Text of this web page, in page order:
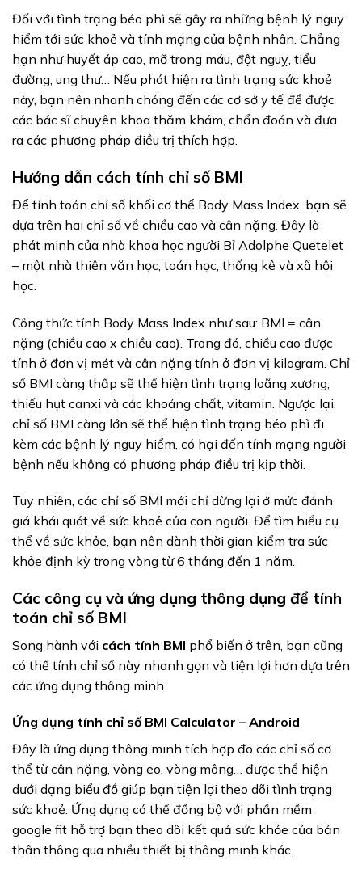
Đối với tình trạng béo phì sẽ gây ra những bệnh lý nguy
hiểm tới sức khoẻ và tính mạng của bệnh nhân. Chẳng
hạn như huyết áp cao, mỡ trong máu, đột nguỵ, tiểu
đường, ung thư… Nếu phát hiện ra tình trạng sức khoẻ
này, bạn nên nhanh chóng đến các cơ sở y tế để được
các bác sĩ chuyên khoa thăm khám, chẩn đoán và đưa
ra các phương pháp điều trị thích hợp.
Hướng dẫn cách tính chỉ số BMI
Để tính toán chỉ số khối cơ thể Body Mass Index, bạn sẽ
dựa trên hai chỉ số về chiều cao và cân nặng. Đây là
phát minh của nhà khoa học người Bỉ Adolphe Quetelet
– một nhà thiên văn học, toán học, thống kê và xã hội
học.
Công thức tính Body Mass Index như sau: BMI = cân
nặng (chiều cao x chiều cao). Trong đó, chiều cao được
tính ở đơn vị mét và cân nặng tính ở đơn vị kilogram. Chỉ
số BMI càng thấp sẽ thể hiện tình trạng loãng xương,
thiếu hụt canxi và các khoáng chất, vitamin. Ngược lại,
chỉ số BMI càng lớn sẽ thể hiện tình trạng béo phì đi
kèm các bệnh lý nguy hiểm, có hại đến tính mạng người
bệnh nếu không có phương pháp điều trị kịp thời.
Tuy nhiên, các chỉ số BMI mới chỉ dừng lại ở mức đánh
giá khái quát về sức khoẻ của con người. Để tìm hiểu cụ
thể về sức khỏe, bạn nên dành thời gian kiểm tra sức
khỏe định kỳ trong vòng từ 6 tháng đến 1 năm.
Các công cụ và ứng dụng thông dụng để tính
toán chỉ số BMI
Song hành với cách tính BMI phổ biến ở trên, bạn cũng
có thể tính chỉ số này nhanh gọn và tiện lợi hơn dựa trên
các ứng dụng thông minh.
Ứng dụng tính chỉ số BMI Calculator – Android
Đây là ứng dụng thông minh tích hợp đo các chỉ số cơ
thể từ cân nặng, vòng eo, vòng mông… được thể hiện
dưới dạng biểu đồ giúp bạn tiện lợi theo dõi tình trạng
sức khoẻ. Ứng dụng có thể đồng bộ với phần mềm
google fit hỗ trợ bạn theo dõi kết quả sức khỏe của bản
thân thông qua nhiều thiết bị thông minh khác.